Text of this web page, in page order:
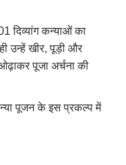
दिव्यांग कन्याओं का
उन्हें खीर,पूड़ी और
पूजा अर्चना की
पूजन के इस प्रकल्प में